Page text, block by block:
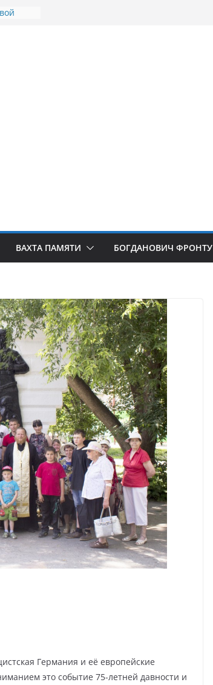
ВАХТА ПАМЯТИ БОГДАНОВИЧ ФРОНТУ
Германия и её европейские
это событие 75-летней давности и